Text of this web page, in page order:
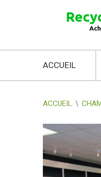
ACCUEIL
ACCUEIL \